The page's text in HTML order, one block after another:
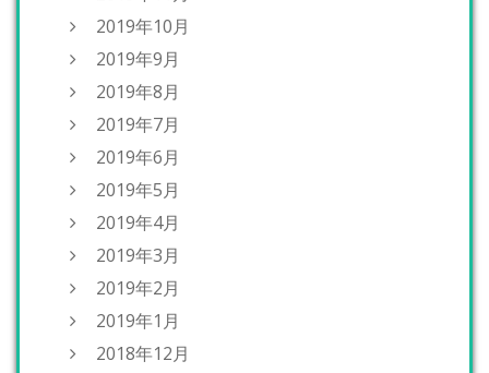
2019年10月
2019年9月
2019年8月
2019年7月
2019年6月
2019年5月
2019年4月
2019年3月
2019年2月
2019年1月
2018年12月